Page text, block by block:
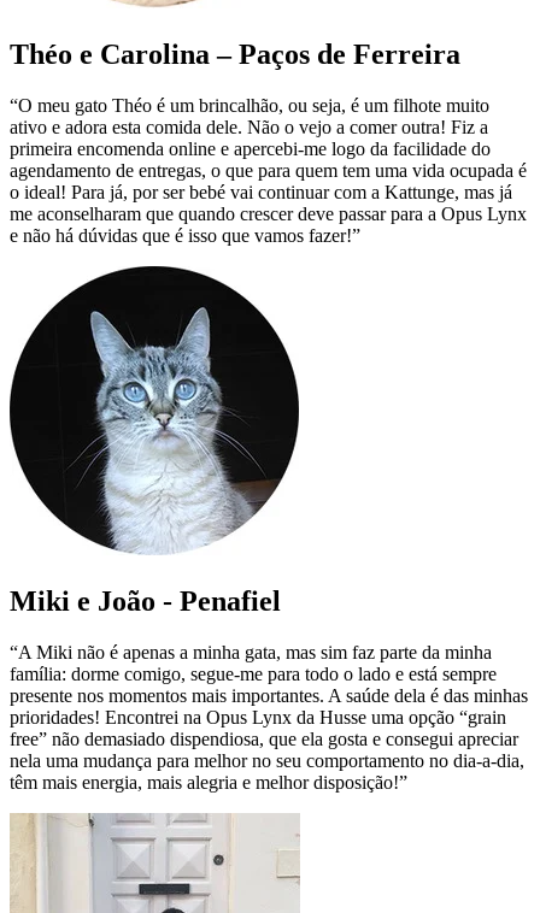
Théo e Carolina – Paços de Ferreira
“O meu gato Théo é um brincalhão, ou seja, é um filhote muito
ativo e adora esta comida dele. Não o vejo a comer outra! Fiz a
primeira encomenda online e apercebi-me logo da facilidade do
agendamento de entregas, o que para quem tem uma vida ocupada é
o ideal! Para já, por ser bebé vai continuar com a Kattunge, mas já
me aconselharam que quando crescer deve passar para a Opus Lynx
e não há dúvidas que é isso que vamos fazer!”
Miki e João - Penafiel
“A Miki não é apenas a minha gata, mas sim faz parte da minha
família: dorme comigo, segue-me para todo o lado e está sempre
presente nos momentos mais importantes. A saúde dela é das minhas
prioridades! Encontrei na Opus Lynx da Husse uma opção “grain
free” não demasiado dispendiosa, que ela gosta e consegui apreciar
nela uma mudança para melhor no seu comportamento no dia-a-dia,
têm mais energia, mais alegria e melhor disposição!”